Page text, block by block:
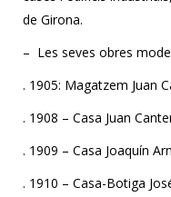
de Girona.
– Les seves obres
. 1905: Magatzem Juan
. 1908 – Casa Juan
. 1909 – Casa Joaquín
. 1910 – Casa-Botiga